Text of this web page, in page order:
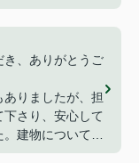
に過ごせて楽しく
無くここまで家
のおかげだと思
き、ありがとうご
りましたが、担
さり、安心して
建物についても
を始めることを楽